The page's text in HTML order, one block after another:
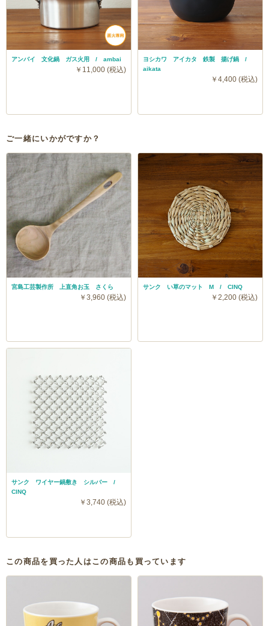
アンバイ 文化鍋 ガス火用 / ambai
￥11,000 (税込)
ヨシカワ アイカタ 鉄製 揚げ鍋 /
aikata
￥4,400 (税込)
ご一緒にいかがですか？
宮島工芸製作所 上直角お玉 さくら
￥3,960 (税込)
サンク い草のマット M / CINQ
￥2,200 (税込)
サンク ワイヤー鍋敷き シルバー /
CINQ
￥3,740 (税込)
この商品を買った人はこの商品も買っています